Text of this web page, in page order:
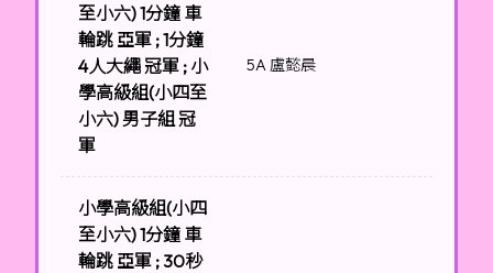
至小六) 1分鐘 車
輪跳 亞軍 ; 1分鐘
4人大繩 冠軍 ; 小
學高級組(小四至
小六) 男子組 冠
軍
5A 盧懿晨
小學高級組(小四
至小六) 1分鐘 車
輪跳 亞軍 ; 30秒